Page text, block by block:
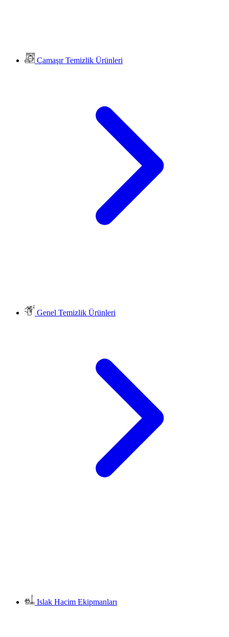
Çamaşır Temizlik Ürünleri
Genel Temizlik Ürünleri
Islak Hacim Ekipmanları